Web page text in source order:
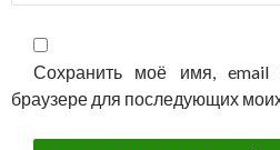
Сохранить моё имя,
браузере для последующих